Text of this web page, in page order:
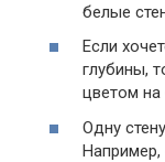
белые
Если
глубины,
цветом на
Одну
Например,